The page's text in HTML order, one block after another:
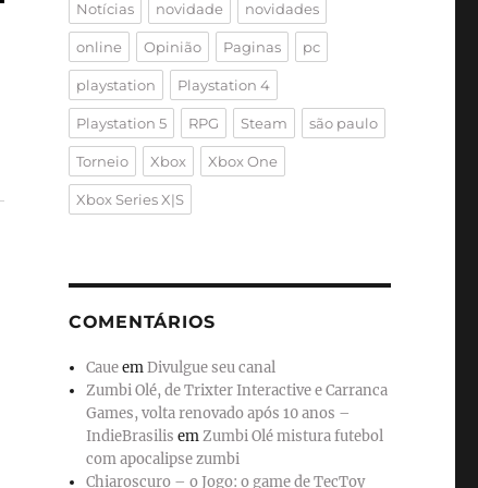
Notícias novidade novidades
online Opinião Paginas pc
playstation Playstation 4
Playstation 5 RPG Steam são paulo
Torneio Xbox Xbox One
Xbox Series X|S
COMENTÁRIOS
CaueemDivulgue seu canal
Zumbi Olé, de Trixter Interactive e Carranca
Games, volta renovado após 10 anos –
IndieBrasilis emZumbi Olé mistura futebol
com apocalipse zumbi
Chiaroscuro – o Jogo: o game de TecToy